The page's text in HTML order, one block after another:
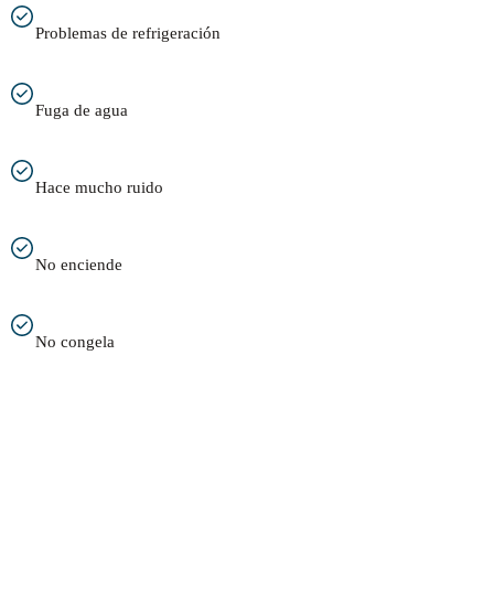
Problemas de refrigeración
Fuga de agua
Hace mucho ruido
No enciende
No congela